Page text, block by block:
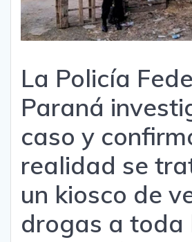
La Policía
Paraná
caso y
realidad se
un kiosco de
drogas a toda